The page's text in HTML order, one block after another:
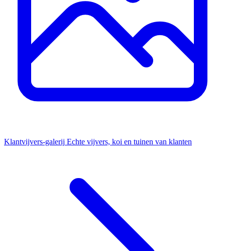
Klantvijvers-galerij Echte vijvers, koi en tuinen van klanten